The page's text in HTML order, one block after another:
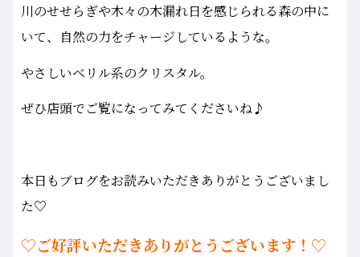
川のせせらぎや木々の木漏れ日を感じられる森の中に
いて、自然の力をチャージしているような。
やさしいベリル系のクリスタル。
ぜひ店頭でご覧になってみてくださいね♪
本日もブログをお読みいただきありがとうございまし
た♡
♡ご好評いただきありがとうございます！♡